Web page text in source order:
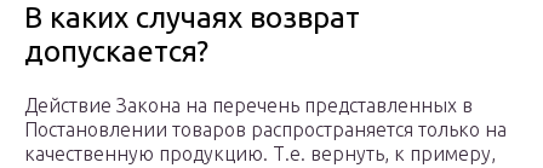
В каких случаях возврат
допускается?
Действие Закона на перечень представленных в
Постановлении товаров распространяется только на
качественную продукцию. Т.е. вернуть, к примеру,